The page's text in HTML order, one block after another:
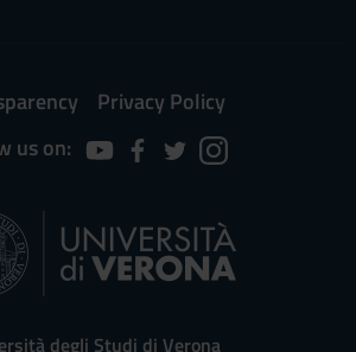
Privacy Policy
us on:
degli Studi di Verona